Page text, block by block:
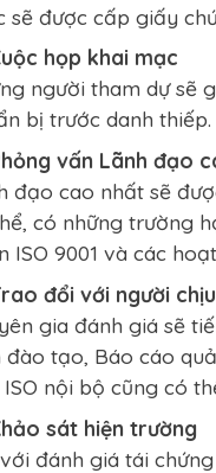
sẽ được cấp giấy
họp khai mạc
người tham dự sẽ
bị trước danh thiếp.
vấn Lãnh đạo
đạo cao nhất sẽ
có những trường
ISO 9001 và các
đổi với người
gia đánh giá sẽ
đào tạo, Báo cáo
ISO nội bộ cũng có
sát hiện trường
đánh giá tái